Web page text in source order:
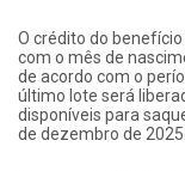
O crédito do
com o mês de
de acordo com o
último lote será
disponíveis para
de dezembro de 2025.